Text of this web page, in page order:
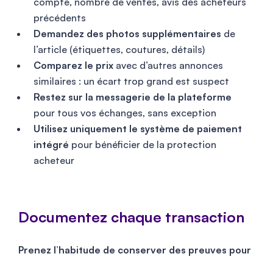
précédents
Demandez des photos supplémentaires de
l’article (étiquettes, coutures, détails)
Comparez le prix avec d’autres annonces
similaires : un écart trop grand est suspect
Restez sur la messagerie de la plateforme
pour tous vos échanges, sans exception
Utilisez uniquement le système de paiement
intégré pour bénéficier de la protection
acheteur
Documentez chaque transaction
Prenez l’habitude de conserver des preuves pour